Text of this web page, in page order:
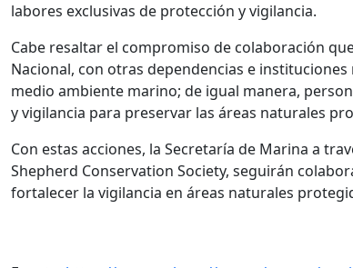
labores exclusivas de protección y vigilancia.
Cabe resaltar el compromiso de colaboración
Nacional, con otras dependencias e
medio ambiente marino; de igual manera,
y vigilancia para preservar las áreas naturales
Con estas acciones, la Secretaría de Marina a
Shepherd Conservation Society, seguirán
fortalecer la vigilancia en áreas naturales